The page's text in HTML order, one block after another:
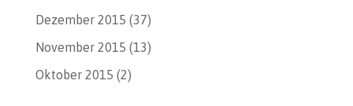
Dezember 2015 (37)
November 2015 (13)
Oktober 2015 (2)